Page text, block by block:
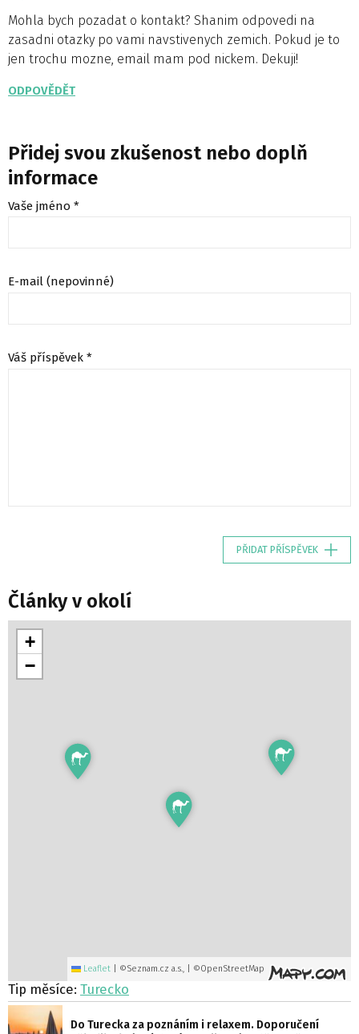
Mohla bych pozadat o kontakt? Shanim odpovedi na
zasadni otazky po vami navstivenych zemich. Pokud je to
jen trochu mozne, email mam pod nickem. Dekuji!
ODPOVĚDĚT
Přidej svou zkušenost nebo doplň
informace
Vaše jméno *
E-mail (nepovinné)
Váš příspěvek *
PŘIDAT PŘÍSPĚVEK
Články v okolí
+
−
Leaflet ©Seznam.cz a.s., | ©OpenStreetMap
Tip měsíce: Turecko
Do Turecka za poznáním i relaxem. Doporučení